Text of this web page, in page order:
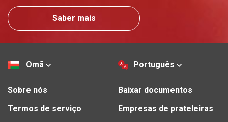
Saber mais
Omã Português
Sobre nós
Termos de serviço
Baixar documentos
Empresas de prateleiras